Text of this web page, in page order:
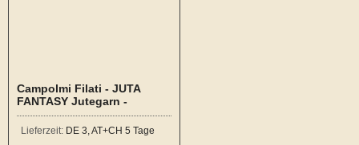
Campolmi Filati - JUTA
FANTASY Jutegarn -
Amarena
Lieferzeit: DE 3, AT+CH 5 Tage